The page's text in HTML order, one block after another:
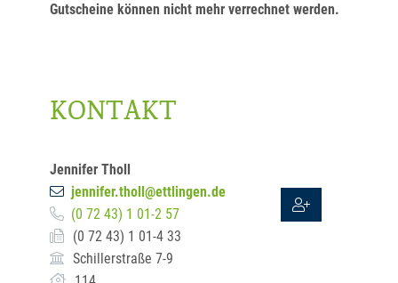
Gutscheine können nicht mehr verrechnet werden.
KONTAKT
Jennifer Tholl
jennifer.tholl@ettlingen.de
(0 72 43) 1 01-2 57
(0 72 43) 1 01-4 33
Schillerstraße 7-9